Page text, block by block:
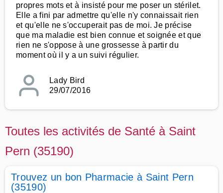
propres mots et à insisté pour me poser un stérilet.
Elle a fini par admettre qu'elle n'y connaissait rien
et qu'elle ne s'occuperait pas de moi. Je précise
que ma maladie est bien connue et soignée et que
rien ne s'oppose à une grossesse à partir du
moment où il y a un suivi régulier.
Lady Bird
29/07/2016
Toutes les activités de Santé à Saint
Pern (35190)
Trouvez un bon Pharmacie à Saint Pern
(35190)